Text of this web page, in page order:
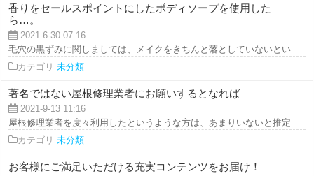
香りをセールスポイントにしたボディソープを使用した
ら…。
2021-6-30 07:16
毛穴の黒ずみに関しましては、メイクをきちんと落としていないというこ
カテゴリ 未分類
著名ではない屋根修理業者にお願いするとなれば
2021-9-13 11:16
屋根修理業者を度々利用したというような方は、あまりいないと推定され
カテゴリ 未分類
お客様にご満足いただける充実コンテンツをお届け！